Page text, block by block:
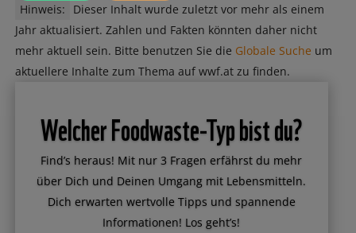
Hinweis:
Dieser Inhalt wurde zuletzt vor mehr als einem
Jahr aktualisiert. Zahlen und Fakten könnten daher nicht
mehr aktuell sein. Bitte benutzen Sie die Globale Suche um
aktuellere Inhalte zum Thema auf wwf.at zu finden.
Welcher Foodwaste-Typ bist du?
Find’s heraus! Mit nur 3 Fragen erfährst du mehr
über Dich und Deinen Umgang mit Lebensmitteln.
Dich erwarten wertvolle Tipps und spannende
Informationen! Los geht’s!